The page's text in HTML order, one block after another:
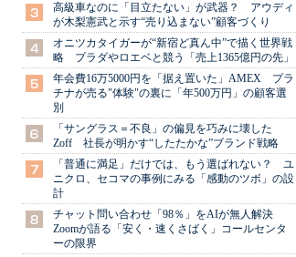
高級車なのに「目立たない」が武器？ アウディ
が木梨憲武と示す“売り込まない”顧客づくり
オニツカタイガーが“新宿ど真ん中”で描く世界戦
略 プラダやロエベと競う「売上1365億円の先」
年会費16万5000円を「据え置いた」AMEX プラ
チナが売る"体験"の裏に「年500万円」の顧客選
別
「サングラス＝不良」の偏見を巧みに壊した
Zoff 社長が明かす“したたかな”ブランド戦略
「普通に満足」だけでは、もう選ばれない？ ユ
ニクロ、セコマの事例にみる「感動のツボ」の設
計
チャット問い合わせ「98％」をAIが無人解決
Zoomが語る「安く・速くさばく」コールセンタ
ーの限界